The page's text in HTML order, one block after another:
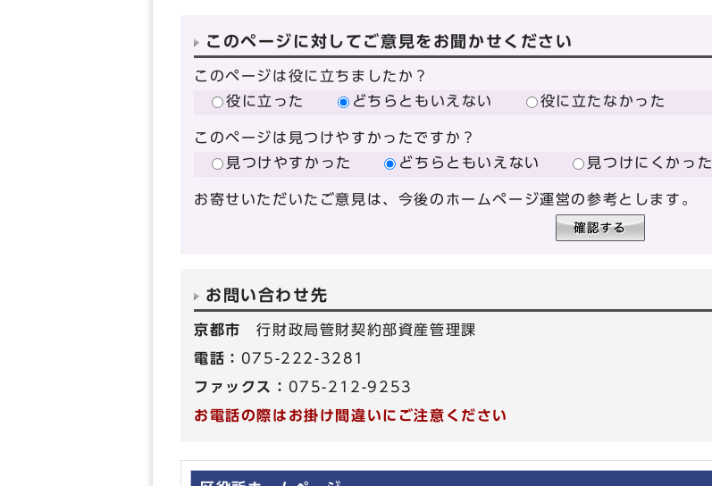
このページに対してご意見をお聞かせください
このページは役に立ちましたか？
役に立った
どちらともいえない 役に立たなかった
このページは見つけやすかったですか？
見つけやすかった
どちらともいえない 見つけにくかった
お寄せいただいたご意見は、今後のホームページ運営の参考とします。
お問い合わせ先
京都市行財政局管財契約部資産管理課
電話： 075-222-3281
ファックス： 075-212-9253
お電話の際はお掛け間違いにご注意ください